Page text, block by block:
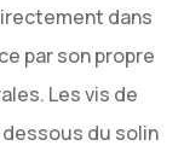
dans
par son propre
Les vis de
du solin